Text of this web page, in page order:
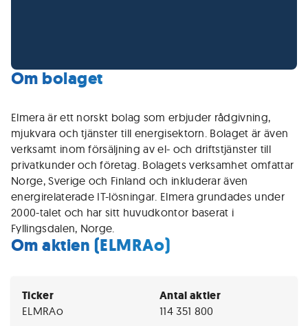
Om bolaget
Elmera är ett norskt bolag som erbjuder rådgivning,
mjukvara och tjänster till energisektorn. Bolaget är även
verksamt inom försäljning av el- och driftstjänster till
privatkunder och företag. Bolagets verksamhet omfattar
Norge, Sverige och Finland och inkluderar även
energirelaterade IT-lösningar. Elmera grundades under
2000-talet och har sitt huvudkontor baserat i
Fyllingsdalen, Norge.
Om aktien (ELMRAo)
Ticker
ELMRAo
Antal aktier
114 351 800